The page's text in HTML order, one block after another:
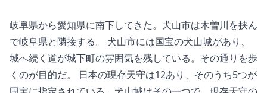
岐阜県から愛知県に南下してきた。犬山市は木曽川を挟ん
で岐阜県と隣接する。 犬山市には国宝の犬山城があり、
城へ続く道が城下町の雰囲気を残している。その通りを歩
くのが目的だ。 日本の現存天守は12あり、そのうち5つが